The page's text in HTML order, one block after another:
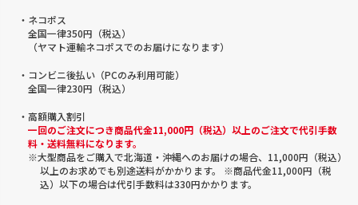
・ネコポス
全国一律350円（税込）
（ヤマト運輸ネコポスでのお届けになります）
・コンビニ後払い（PCのみ利用可能）
全国一律230円（税込）
・高額購入割引
一回のご注文につき商品代金11,000円（税込）以上のご注文で代引手数
料・送料無料になります。
※大型商品をご購入で北海道・沖縄へのお届けの場合、11,000円（税込）
以上のお求めでも別途送料がかかります。 ※商品代金11,000円（税
込）以下の場合は代引手数料は330円かかります。